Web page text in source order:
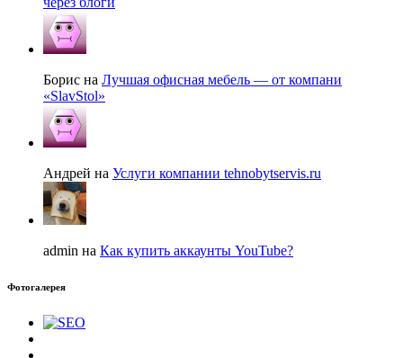
Борис на Лучшая офисная мебель — от компани
«SlavStol»
Андрей на Услуги компании tehnobytservis.ru
admin на Как купить аккаунты YouTube?
Фотогалерея